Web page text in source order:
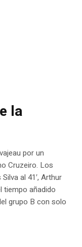
la
por un
Cruzeiro. Los
al 41′, Arthur
tiempo añadido
grupo B con solo